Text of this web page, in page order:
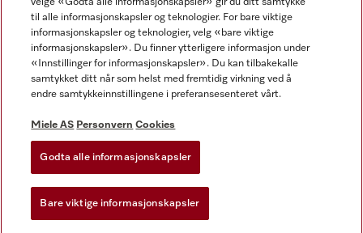
Miele AS
Vilkår og betingelser
Vilkår for bruk
Miele tilgjengelighetserklæring
til alle informasjonskapsler og teknologier. For bare viktige
informasjonskapsler og teknologier, velg «bare viktige
informasjonskapsler». Du finner ytterligere informasjon under
«Innstillinger for informasjonskapsler». Du kan tilbakekalle
samtykket ditt når som helst med fremtidig virkning ved å
endre samtykkeinnstillingene i preferansesenteret vårt.
Miele AS Personvern Cookies
Godta alle informasjonskapsler
Bare viktige informasjonskapsler